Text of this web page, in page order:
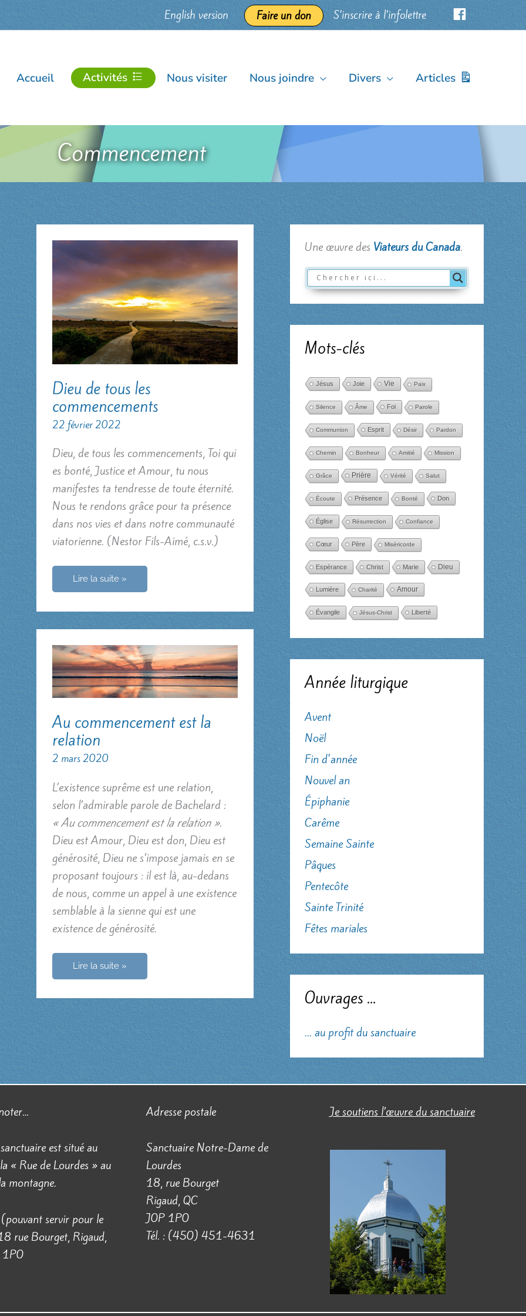
English version Faire un don S’inscrire à l’infolettre
Accueil Activités Nous visiter Nous joindre Divers Articles
Commencement
Dieu de tous les
commencements
22 février 2022
Dieu, de tous les commencements, Toi qui
es bonté, Justice et Amour, tu nous
manifestes ta tendresse de toute éternité.
Nous te rendons grâce pour ta présence
dans nos vies et dans notre communauté
viatorienne. (Nestor Fils-Aimé, c.s.v.)
Dieu
tous
commencements
Lire la suite »
Au commencement est la
relation
2 mars 2020
L’existence suprême est une relation,
selon l’admirable parole de Bachelard :
« Au commencement est la relation ».
Dieu est Amour, Dieu est don, Dieu est
générosité, Dieu ne s’impose jamais en se
proposant toujours : il est là, au-dedans
de nous, comme un appel à une existence
semblable à la sienne qui est une
existence de générosité.
Au
est
relation
Lire la suite »
Une œuvre des Viateurs du Canada.
Mots-clés
Jésus Joie Vie Paix
Silence Âme Foi Parole
Communion Esprit Désir Pardon
Chemin Bonheur Amitié Mission
Grâce Prière Vérité Salut
Écoute Présence Bonté Don
Église Résurrection Confiance
Cœur Père Miséricorde
Espérance Christ Marie Dieu
Lumière Charité Amour
Évangile Jésus-Christ Liberté
Année liturgique
Avent
Noël
Fin d'année
Nouvel an
Épiphanie
Carême
Semaine Sainte
Pâques
Pentecôte
Sainte Trinité
Fêtes mariales
Ouvrages …
... au profit du sanctuaire
est situé au
« Rue de Lourdes » au
montagne.
servir pour le
rue Bourget, Rigaud,
1P0
Adresse postale
Sanctuaire Notre-Dame de
Lourdes
18, rue Bourget
Rigaud, QC
J0P 1P0
Tél. : (450) 451-4631
Je soutiens l’œuvre du sanctuaire